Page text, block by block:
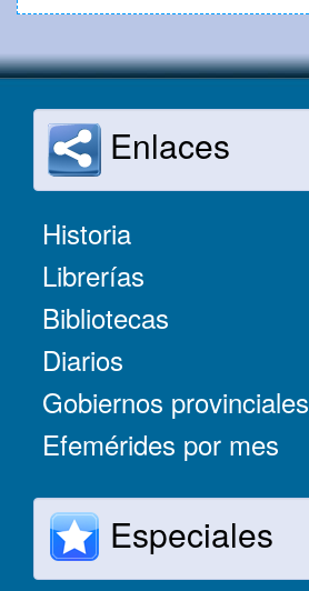
Enlaces
Historia
Librerías
Bibliotecas
Diarios
Gobiernos provinciales
Efemérides por mes
Especiales